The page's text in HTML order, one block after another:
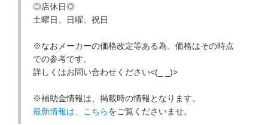
◎店休日◎
土曜日、日曜、祝日
※なおメーカーの価格改定等ある為、価格はその時点
での参考です。
詳しくはお問い合わせください<(_ _)>
※補助金情報は、掲載時の情報となります。
最新情報は、こちらをご覧くださいませ。